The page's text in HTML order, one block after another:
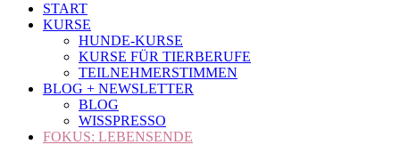
START
KURSE
HUNDE-KURSE
KURSE FÜR TIERBERUFE
TEILNEHMERSTIMMEN
BLOG + NEWSLETTER
BLOG
WISSPRESSO
FOKUS: LEBENSENDE